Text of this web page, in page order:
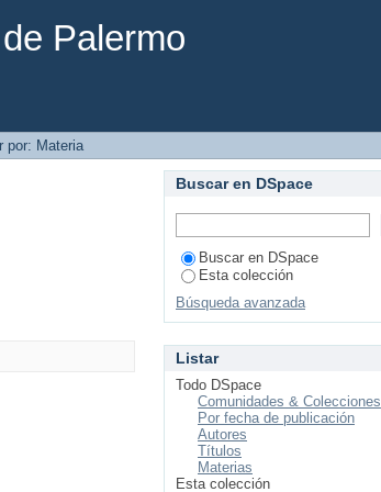
Palermo
por: Materia
Buscar en DSpace
Buscar en DSpace
Esta colección
Búsqueda avanzada
Listar
Todo DSpace
Comunidades & Colecciones
Por fecha de publicación
Autores
Títulos
Materias
Esta colección